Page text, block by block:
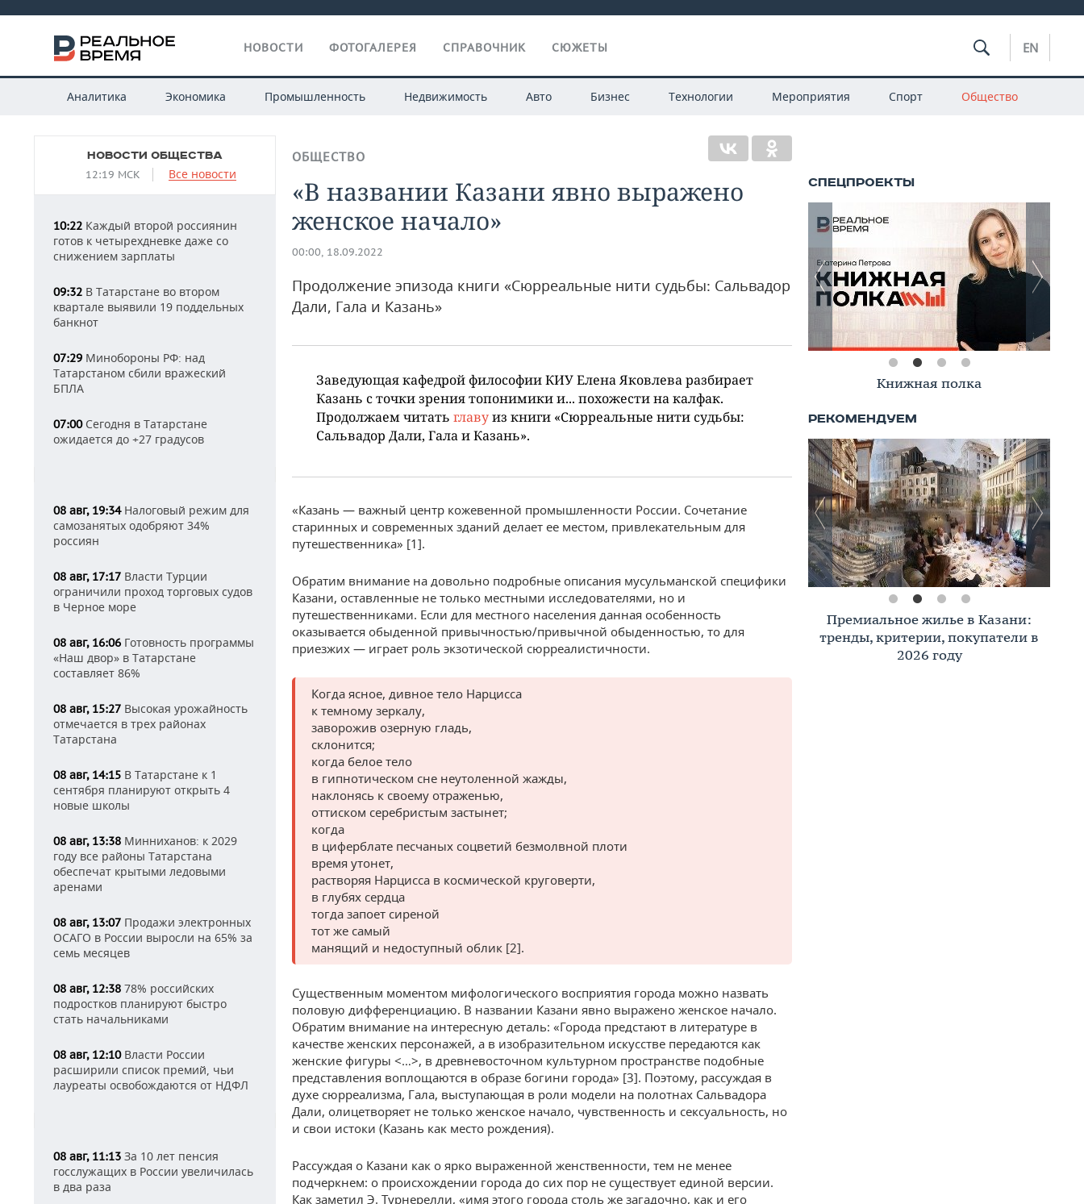
НОВОСТИ ФОТОГАЛЕРЕЯ СПРАВОЧНИК СЮЖЕТЫ EN
Аналитика Экономика Промышленность Недвижимость Авто Бизнес Технологии Мероприятия Спорт Общество
НОВОСТИ ОБЩЕСТВА
12:19 МСК Все новости
10:22 Каждый второй россиянин
готов к четырехдневке даже со
снижением зарплаты
09:32 В Татарстане во втором
квартале выявили 19 поддельных
банкнот
07:29 Минобороны РФ: над
Татарстаном сбили вражеский
БПЛА
07:00Сегодня в Татарстане
ожидается до +27 градусов
08 авг, 19:34Налоговый режим для
самозанятых одобряют 34%
россиян
08 авг, 17:17 Власти Турции
ограничили проход торговых судов
в Черное море
08 авг, 16:06 Готовность программы
«Наш двор» в Татарстане
составляет 86%
08 авг, 15:27 Высокая урожайность
отмечается в трех районах
Татарстана
08 авг, 14:15 В Татарстане к 1
сентября планируют открыть 4
новые школы
08 авг, 13:38 Минниханов: к 2029
году все районы Татарстана
обеспечат крытыми ледовыми
аренами
08 авг, 13:07 Продажи электронных
ОСАГО в России выросли на 65% за
семь месяцев
08 авг, 12:38 78% российских
подростков планируют быстро
стать начальниками
08 авг, 12:10Власти России
расширили список премий, чьи
лауреаты освобождаются от НДФЛ
08 авг, 11:13 За 10 лет пенсия
госслужащих в России увеличилась
в два раза
ОБЩЕСТВО
«В названии Казани явно выражено
женское начало»
00:00, 18.09.2022
Продолжение эпизода книги «Сюрреальные нити судьбы: Сальвадор
Дали, Гала и Казань»
Заведующая кафедрой философии КИУ Елена Яковлева разбирает
Казань с точки зрения топонимики и... похожести на калфак.
Продолжаем читать главуиз книги «Сюрреальные нити судьбы:
Сальвадор Дали, Гала и Казань».
«Казань — важный центр кожевенной промышленности России. Сочетание
старинных и современных зданий делает ее местом, привлекательным для
путешественника» [1].
Обратим внимание на довольно подробные описания мусульманской специфики
Казани, оставленные не только местными исследователями, но и
путешественниками. Если для местного населения данная особенность
оказывается обыденной привычностью/привычной обыденностью, то для
приезжих — играет роль экзотической сюрреалистичности.
Когда ясное, дивное тело Нарцисса
к темному зеркалу,
заворожив озерную гладь,
склонится;
когда белое тело
в гипнотическом сне неутоленной жажды,
наклонясь к своему отраженью,
оттиском серебристым застынет;
когда
в циферблате песчаных соцветий безмолвной плоти
время утонет,
растворяя Нарцисса в космической круговерти,
в глубях сердца
тогда запоет сиреной
тот же самый
манящий и недоступный облик [2].
Существенным моментом мифологического восприятия города можно назвать
половую дифференциацию. В названии Казани явно выражено женское начало.
Обратим внимание на интересную деталь: «Города предстают в литературе в
качестве женских персонажей, а в изобразительном искусстве передаются как
женские фигуры <…>, в древневосточном культурном пространстве подобные
представления воплощаются в образе богини города» [3]. Поэтому, рассуждая в
духе сюрреализма, Гала, выступающая в роли модели на полотнах Сальвадора
Дали, олицетворяет не только женское начало, чувственность и сексуальность, но
и свои истоки (Казань как место рождения).
Рассуждая о Казани как о ярко выраженной женственности, тем не менее
подчеркнем: о происхождении города до сих пор не существует единой версии.
Как заметил Э. Турнерелли, «имя этого города столь же загадочно, как и его
Книжная полка
Премиальное жилье в Казани:
тренды, критерии, покупатели в
2026 году